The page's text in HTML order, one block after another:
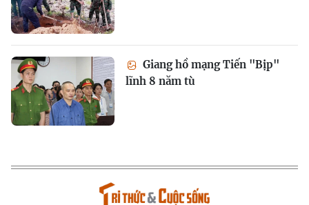
Giang hồ mạng Tiến "Bịp"
lĩnh 8 năm tù